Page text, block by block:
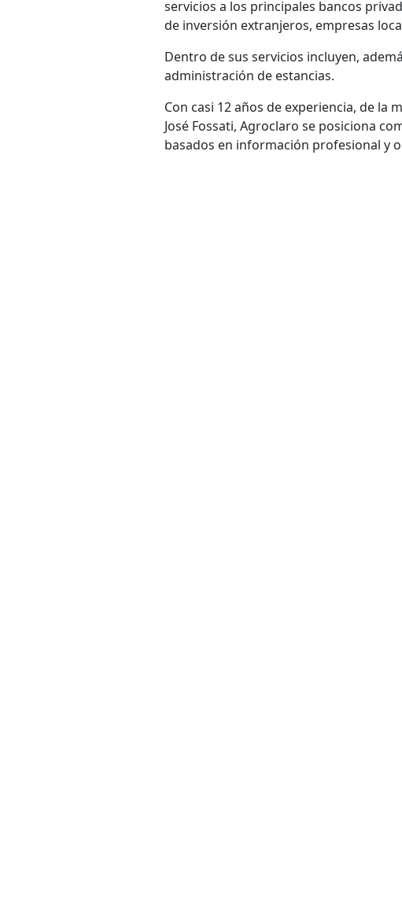
servicios a los principales bancos
de inversión extranjeros, empresas
Dentro de sus servicios incluyen,
administración de estancias.
Con casi 12 años de experiencia, de la
José Fossati, Agroclaro se posiciona
basados en información profesional y